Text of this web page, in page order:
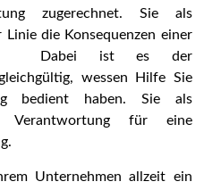
zugerechnet. Sie als
die Konsequenzen einer
Dabei ist es der
wessen Hilfe Sie
bedient haben. Sie als
Verantwortung für eine
Unternehmen allzeit ein